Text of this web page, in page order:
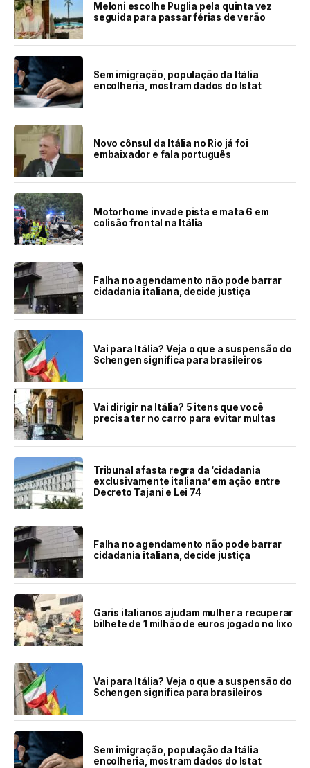
Meloni escolhe Puglia pela quinta vez
seguida para passar férias de verão
Sem imigração, população da Itália
encolheria, mostram dados do Istat
Novo cônsul da Itália no Rio já foi
embaixador e fala português
Motorhome invade pista e mata 6 em
colisão frontal na Itália
Falha no agendamento não pode barrar
cidadania italiana, decide justiça
Vai para Itália? Veja o que a suspensão do
Schengen significa para brasileiros
Vai dirigir na Itália? 5 itens que você
precisa ter no carro para evitar multas
Tribunal afasta regra da ‘cidadania
exclusivamente italiana’ em ação entre
Decreto Tajani e Lei 74
Falha no agendamento não pode barrar
cidadania italiana, decide justiça
Garis italianos ajudam mulher a recuperar
bilhete de 1 milhão de euros jogado no lixo
Vai para Itália? Veja o que a suspensão do
Schengen significa para brasileiros
Sem imigração, população da Itália
encolheria, mostram dados do Istat